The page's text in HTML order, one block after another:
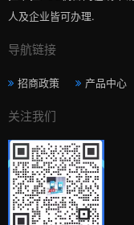
人及企业皆可办理.
导航链接
招商政策 产品中心
关注我们